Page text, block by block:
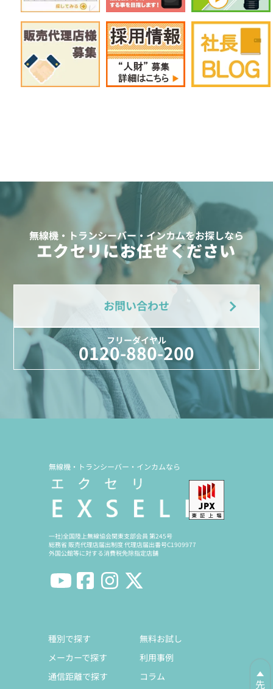
無線機・トランシーバー・インカムをお探しなら
エクセリにお任せください
お問い合わせ
フリーダイヤル
0120-880-200
無線機・トランシーバー・インカムなら
一社)全国陸上無線協会関東支部会員 第245号
総務省 販売代理店届出制度 代理店届出番号C1909977
外国公館等に対する消費税免除指定店舗
種別で探す
メーカーで探す
通信距離で探す
無料お試し
利用事例
コラム